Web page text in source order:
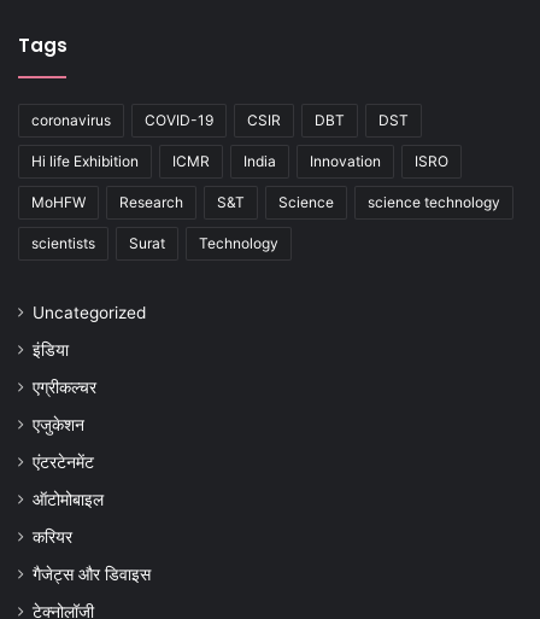
Tags
coronavirus COVID-19 CSIR DBT DST
Hi life Exhibition ICMR India Innovation ISRO
MoHFW Research S&T Science science technology
scientists Surat Technology
Uncategorized
इंडिया
एग्रीकल्चर
एजुकेशन
एंटरटेनमेंट
ऑटोमोबाइल
करियर
गैजेट्स और डिवाइस
टेक्नोलॉजी